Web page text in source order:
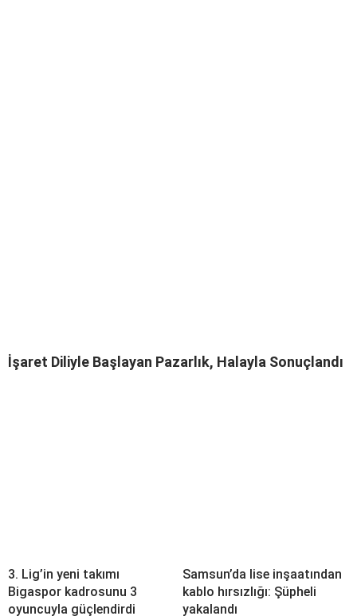
İşaret Diliyle Başlayan Pazarlık, Halayla Sonuçlandı
3. Lig’in yeni takımı
Bigaspor kadrosunu 3
oyuncuyla güçlendirdi
Samsun’da lise inşaatından
kablo hırsızlığı: Şüpheli
yakalandı